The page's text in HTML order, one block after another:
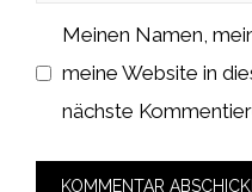
Meinen Namen,
meine Website in
nächste